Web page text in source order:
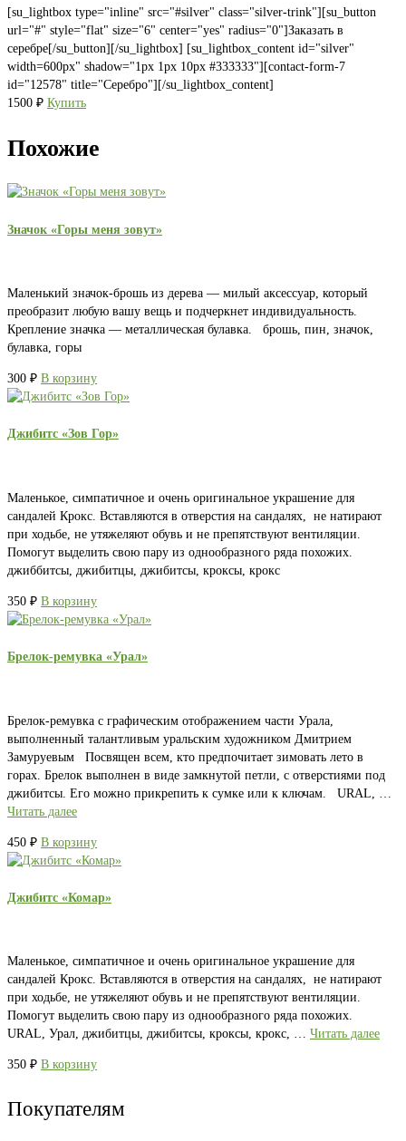
[su_lightbox type="inline" src="#silver" class="silver-trink"][su_button
url="#" style="flat" size="6" center="yes" radius="0"]Заказать в
серебре[/su_button][/su_lightbox] [su_lightbox_content id="silver"
width=600px" shadow="1px 1px 10px #333333"][contact-form-7
id="12578" title="Серебро"][/su_lightbox_content]
1500 ₽ Купить
Похожие
Значок «Горы меня зовут»
Маленький значок-брошь из дерева — милый аксессуар, который
преобразит любую вашу вещь и подчеркнет индивидуальность.
Крепление значка — металлическая булавка. брошь, пин, значок,
булавка, горы
300 ₽ В корзину
Джибитс «Зов Гор»
Маленькое, симпатичное и очень оригинальное украшение для
сандалей Крокс. Вставляются в отверстия на сандалях, не натирают
при ходьбе, не утяжеляют обувь и не препятствуют вентиляции.
Помогут выделить свою пару из однообразного ряда похожих.
джиббитсы, джибитцы, джибитсы, кроксы, крокс
350 ₽ В корзину
Брелок-ремувка «Урал»
Брелок-ремувка с графическим отображением части Урала,
выполненный талантливым уральским художником Дмитрием
Замуруевым Посвящен всем, кто предпочитает зимовать лето в
горах. Брелок выполнен в виде замкнутой петли, с отверстиями под
джибитсы. Его можно прикрепить к сумке или к ключам. URAL, …
Читать далее
450 ₽ В корзину
Джибитс «Комар»
Маленькое, симпатичное и очень оригинальное украшение для
сандалей Крокс. Вставляются в отверстия на сандалях, не натирают
при ходьбе, не утяжеляют обувь и не препятствуют вентиляции.
Помогут выделить свою пару из однообразного ряда похожих.
URAL, Урал, джибитцы, джибитсы, кроксы, крокс, … Читать далее
350 ₽ В корзину
Покупателям